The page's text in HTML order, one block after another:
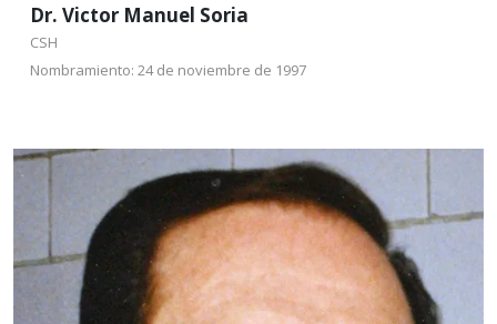
Dr. Victor Manuel Soria
CSH
Nombramiento: 24 de noviembre de 1997
Dr. José Miguel
Betancourt Rule
CBS
Nombramiento: 9 de
octubre de 1998